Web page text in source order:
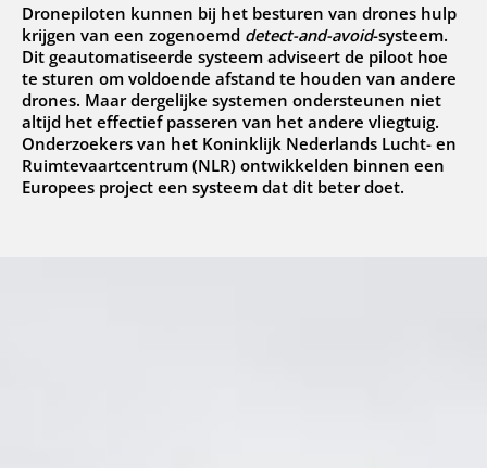
Dronepiloten kunnen bij het besturen van drones hulp
krijgen van een zogenoemd detect-and-avoid-systeem.
Dit geautomatiseerde systeem adviseert de piloot hoe
te sturen om voldoende afstand te houden van andere
drones. Maar dergelijke systemen ondersteunen niet
altijd het effectief passeren van het andere vliegtuig.
Onderzoekers van het Koninklijk Nederlands Lucht- en
Ruimtevaartcentrum (NLR) ontwikkelden binnen een
Europees project een systeem dat dit beter doet.